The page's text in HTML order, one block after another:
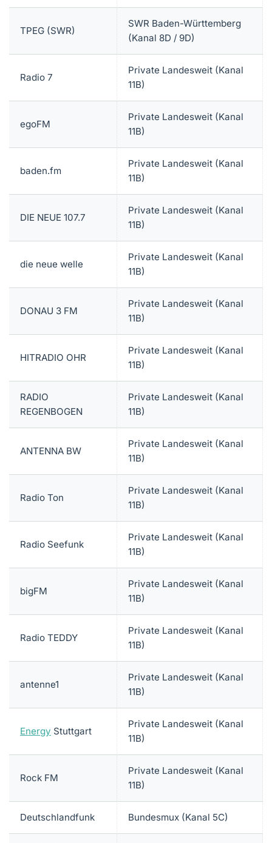
TPEG (SWR)
SWR Baden-Württemberg
(Kanal 8D / 9D)
Radio 7
Private Landesweit (Kanal
11B)
egoFM
Private Landesweit (Kanal
11B)
baden.fm
Private Landesweit (Kanal
11B)
DIE NEUE 107.7
Private Landesweit (Kanal
11B)
die neue welle
Private Landesweit (Kanal
11B)
DONAU 3 FM
Private Landesweit (Kanal
11B)
HITRADIO OHR
Private Landesweit (Kanal
11B)
RADIO
REGENBOGEN
Private Landesweit (Kanal
11B)
ANTENNA BW
Private Landesweit (Kanal
11B)
Radio Ton
Private Landesweit (Kanal
11B)
Radio Seefunk
Private Landesweit (Kanal
11B)
bigFM
Private Landesweit (Kanal
11B)
Radio TEDDY
Private Landesweit (Kanal
11B)
antenne1
Private Landesweit (Kanal
11B)
Energy Stuttgart
Private Landesweit (Kanal
11B)
Rock FM
Private Landesweit (Kanal
11B)
Deutschlandfunk Bundesmux (Kanal 5C)